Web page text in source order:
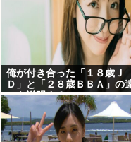
俺が付き合った「１８歳Ｊ
Ｄ」と「２８歳ＢＢＡ」の
いを説明するwww